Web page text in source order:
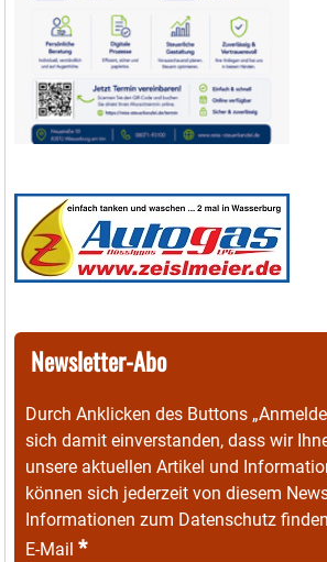
Newsletter-Abo
Durch Anklicken des Buttons
sich damit einverstanden, dass wir
unsere aktuellen Artikel und
können sich jederzeit von diesem
Informationen zum Datenschutz
E-Mail *